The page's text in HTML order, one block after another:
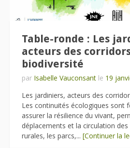
Table-ronde : Les
acteurs des
biodiversité
par Isabelle Vauconsant le 19
Les jardiniers, acteurs des
Les continuités écologiques sont
assurer la résilience du vivant,
déplacements et la circulation des
rurales, les parcs,... [Continuer la